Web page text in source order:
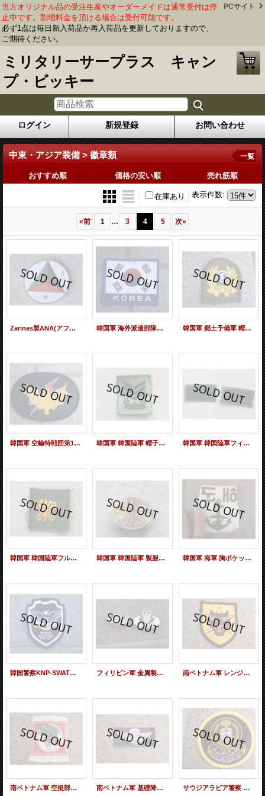
当方オリジナル品の受注生産やオーダーメイドは通常受付は停
止中です。割増料金を頂ける場合は受付可能です。
必ず1点は毎日新入荷品か再入荷品を更新しておりますので、
ご期待ください。
PCサイト
ミリタリーサープラス キャン
プ・ビッキー
ログイン 新規登録 お問い合わせ
中東・アジア装備 > 徽章類 一覧
おすすめ順 価格の安い順 売れ筋順
表示件数:
在庫あり
«前 1 ... 3 4 5 次»
Zarinas製ANA(アフガニスタン政府軍)エンブレム パッチ新品 韓国軍 海外派遣部隊用 大韓民国フラッグパッチ新品 韓国軍 郷土予備軍 帽章 新品
韓国軍 空輸特戦団第11空挺特殊作戦旅団 部隊章 新品 韓国軍 韓国陸軍 帽子用サブデュード上士(曹長)階級章 韓国軍 韓国陸軍フィールドジャケット用サブデュード上兵階級章2枚セット
韓国軍 韓国陸軍フルカラー歩兵科兵科章 新品 韓国軍 韓国陸軍 製服用金属製歩兵科兵科章 韓国軍 海軍 胸ポケット用アイロンプリント転写ステンシルシート
韓国警察KNP-SWAT部隊章 フィリピン軍 金属製降下章各種 新品 南ベトナム軍 レンジャー部隊メロウエッジタイプ レプリカ新品
南ベトナム軍 空挺部隊BEVO織パッチタイプ後期型レプリカ新品 南ベトナム軍 基礎降下章BEVO織パッチタイプ レプリカ サウジアラビア警察 部隊章 新品